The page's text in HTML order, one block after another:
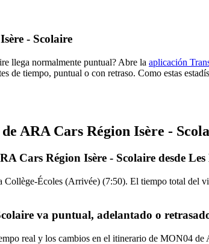
- Scolaire
llega normalmente puntual? Abre la aplicación
de tiempo, puntual o con retraso. Como estas
ARA Cars Région Isère -
Cars Région Isère - Scolaire desde
Écoles (Arrivée) (7:50). El tiempo total del
va puntual, adelantado o
real y los cambios en el itinerario de MON04